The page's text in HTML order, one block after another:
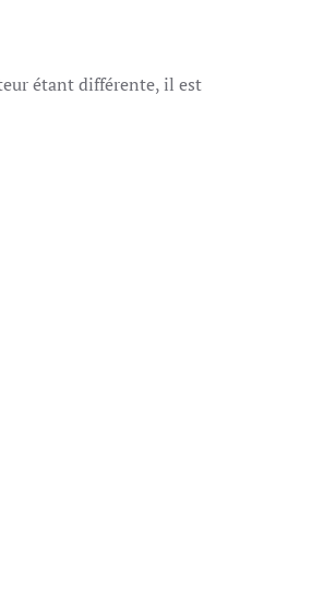
étant différente, il est